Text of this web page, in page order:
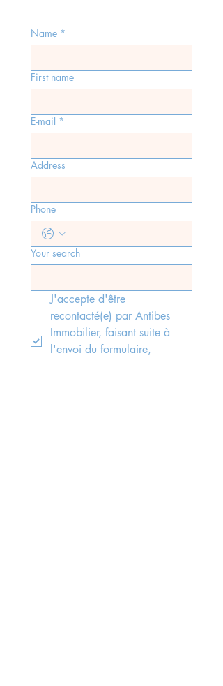
Name *
First name
E-mail *
Address
Phone
Your search
J'accepte d'être
recontacté(e) par Antibes
Immobilier, faisant suite à
l'envoi du formulaire,